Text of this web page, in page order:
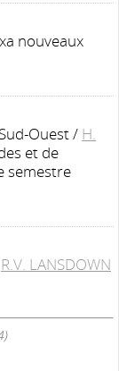
nouveaux
Ouest/ H.
et de
semestre
R.V. LANSDOWN